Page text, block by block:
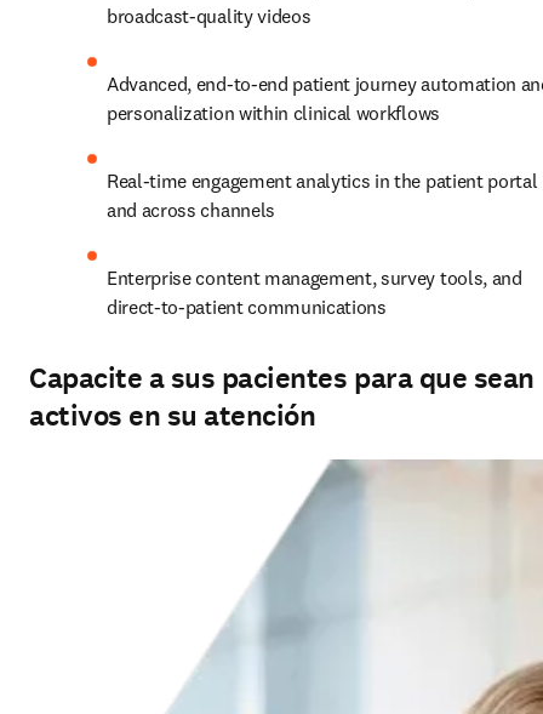
broadcast‑quality videos
Advanced, end‑to‑end patient journey automation
personalization within clinical workflows
Real‑time engagement analytics in the patient portal
and across channels
Enterprise content management, survey tools, and
direct‑to‑patient communications
Capacite a sus pacientes para que sean
activos en su atención